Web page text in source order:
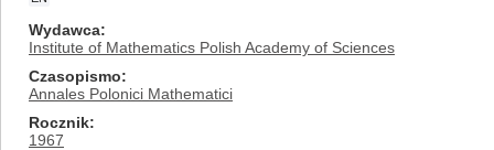
Wydawca
Institute of Mathematics Polish Academy of Sciences
Czasopismo
Annales Polonici Mathematici
Rocznik
1967